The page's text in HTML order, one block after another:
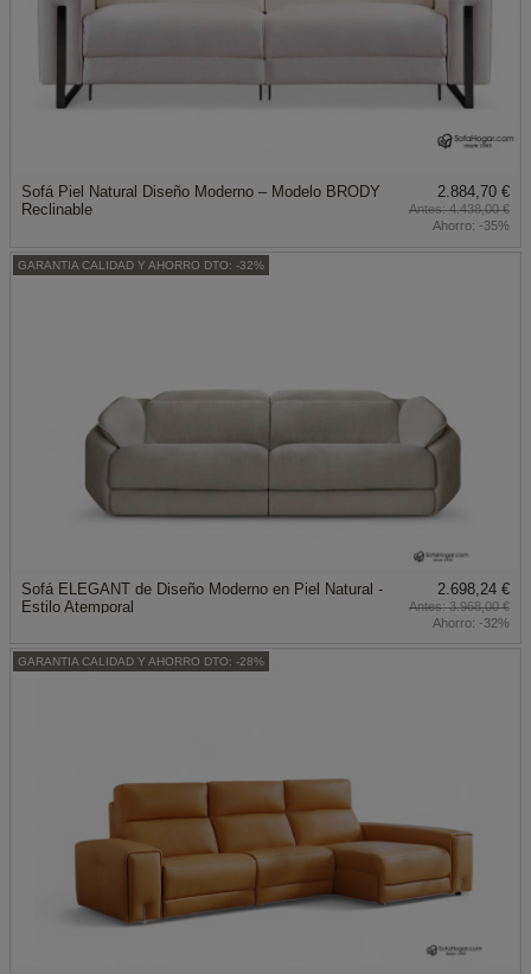
Sofá Piel Natural Diseño Moderno – Modelo BRODY
Reclinable
2.884,70 €
4.438,00 €
Ahorro: -35%
GARANTIA CALIDAD Y AHORRO DTO: -32%
Sofá ELEGANT de Diseño Moderno en Piel Natural -
Estilo Atemporal
2.698,24 €
3.968,00 €
Ahorro: -32%
GARANTIA CALIDAD Y AHORRO DTO: -28%